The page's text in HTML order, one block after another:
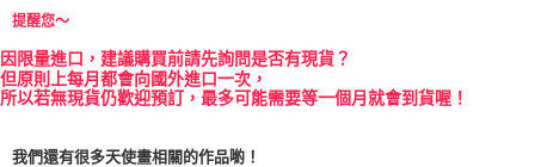
付款後門市自取
提醒您～
因 限量進口，建議購買前請先詢問是否有現貨？
但原則上每月都會向國外進口一次，
所以若無現貨仍歡迎預訂，最多可能需要等一個月就會到貨喔！
我們還有很多天使畫相關的作品喲！